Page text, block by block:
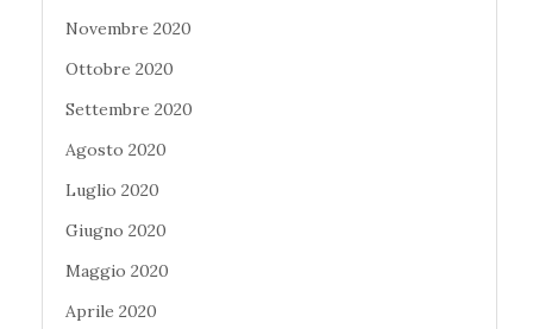
Novembre 2020
Ottobre 2020
Settembre 2020
Agosto 2020
Luglio 2020
Giugno 2020
Maggio 2020
Aprile 2020